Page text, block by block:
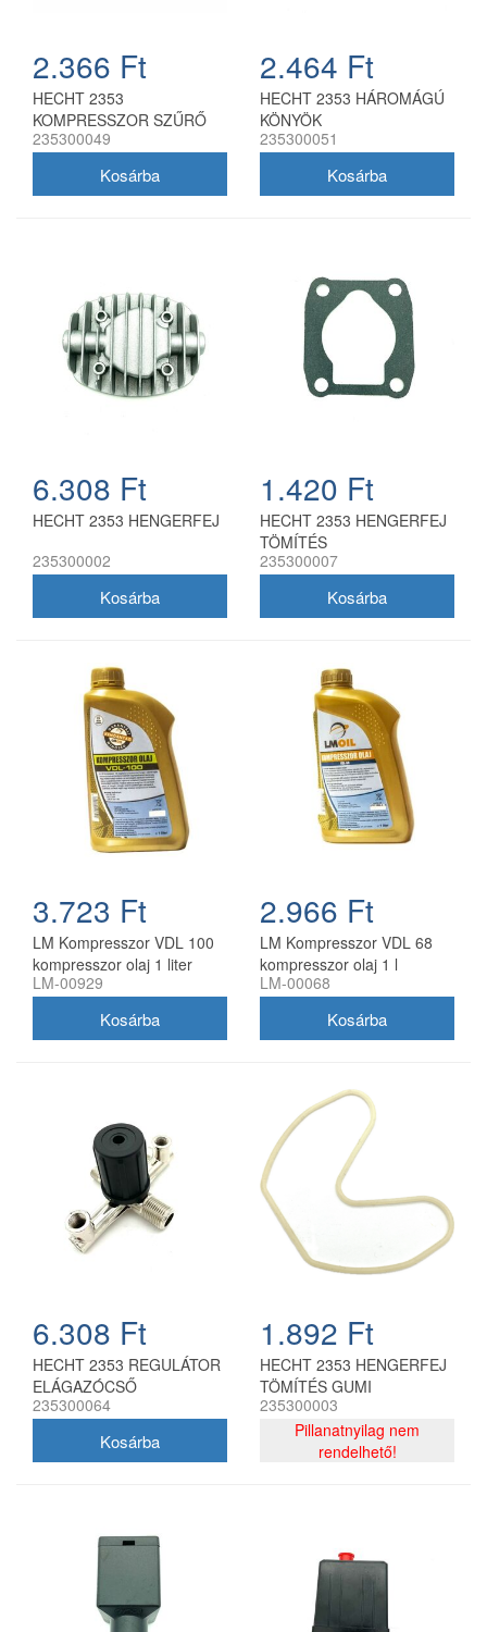
2.366 Ft
HECHT 2353
KOMPRESSZOR SZŰRŐ
235300049
2.464 Ft
HECHT 2353 HÁROMÁGÚ
KÖNYÖK
235300051
6.308 Ft
HECHT 2353 HENGERFEJ
235300002
1.420 Ft
HECHT 2353 HENGERFEJ
TÖMÍTÉS
235300007
3.723 Ft
LM Kompresszor VDL 100
kompresszor olaj 1 liter
LM-00929
2.966 Ft
LM Kompresszor VDL 68
kompresszor olaj 1 l
LM-00068
6.308 Ft
HECHT 2353 REGULÁTOR
ELÁGAZÓCSŐ
235300064
1.892 Ft
HECHT 2353 HENGERFEJ
TÖMÍTÉS GUMI
235300003
Pillanatnyilag nem
rendelhető!